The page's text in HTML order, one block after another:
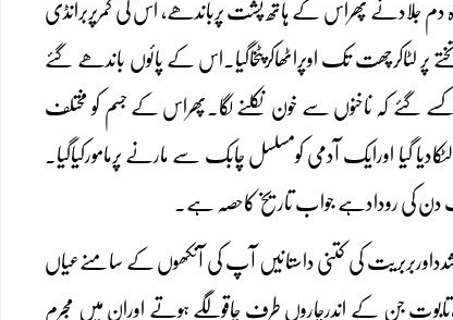
دم جلادنے پھراس کے ہاتھ پشت پرباندھے، اس کی کمرپربرانڈی
پر لٹاکرچھت تک اوپراٹھاکرپٹخاگیا۔اس کے پائوں باندھے گئے
کسے گئے کہ ناخنوں سے خون نکلنے لگا۔پھراس کے جسم کو مختلف
گیا اورایک آدمی کومسلسل چابک سے مارنے پرمامورکیاگیا۔
دن کی رودادہے جواب تاریخ کاحصہ ہے۔
کی کتنی داستانیں آپ کی آنکھوں کے سامنےعیاں
جن کے اندرچاروں طرف چاقولگے ہوتے اوران میں مجرم